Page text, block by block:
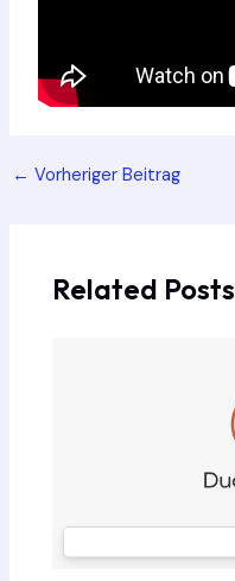
Post
← Vorheriger Beitrag
Related Posts